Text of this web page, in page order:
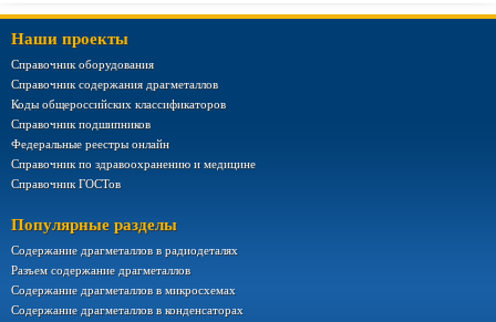
Наши проекты
Справочник оборудования
Справочник содержания драгметаллов
Коды общероссийских классификаторов
Справочник подшипников
Федеральные реестры онлайн
Справочник по здравоохранению и медицине
Справочник ГОСТов
Популярные разделы
Содержание драгметаллов в радиодеталях
Разъем содержание драгметаллов
Содержание драгметаллов в микросхемах
Содержание драгметаллов в конденсаторах